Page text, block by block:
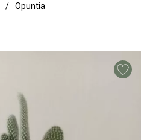
Opuntia